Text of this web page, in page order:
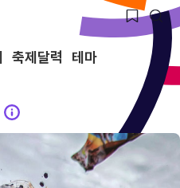
축제달력 테마